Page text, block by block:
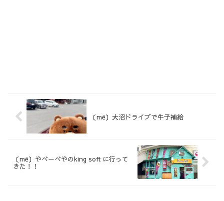
〔më〕大沼ドライブで牛子補給
〔më〕やべーべやのking soft に行って
きた！！